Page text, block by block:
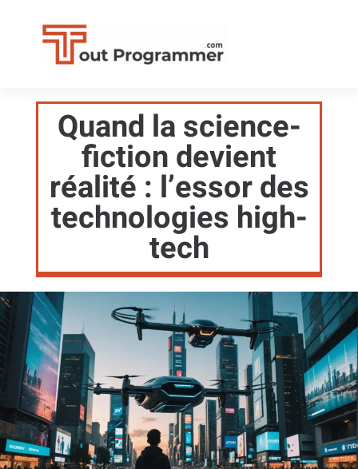
Quand la science-
fiction devient
réalité : l’essor des
technologies high-
tech